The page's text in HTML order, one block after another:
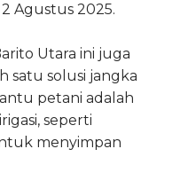
Agustus 2025.
Utara ini juga
satu solusi jangka
petani adalah
seperti
menyimpan